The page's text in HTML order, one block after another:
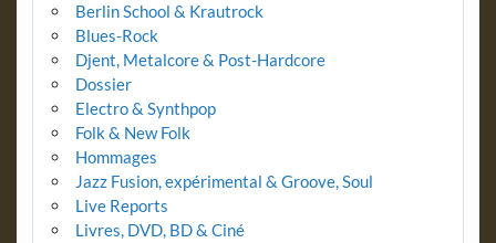
Berlin School & Krautrock
Blues-Rock
Djent, Metalcore & Post-Hardcore
Dossier
Electro & Synthpop
Folk & New Folk
Hommages
Jazz Fusion, expérimental & Groove, Soul
Live Reports
Livres, DVD, BD & Ciné